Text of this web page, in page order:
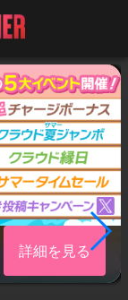
詳細を見る